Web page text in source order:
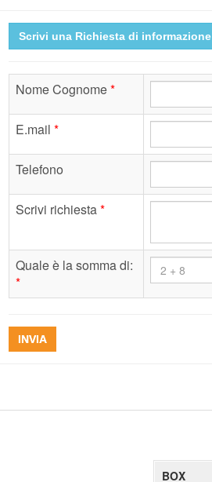
Scrivi una Richiesta di informazione
Nome Cognome*
E.mail *
Telefono
Scrivi richiesta*
Quale è la somma di:
*
INVIA
BOX